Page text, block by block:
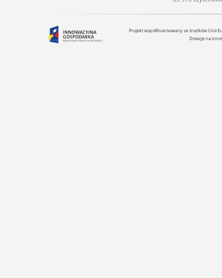
Projekt współfinansowany ze środków Unii
Dotacje na